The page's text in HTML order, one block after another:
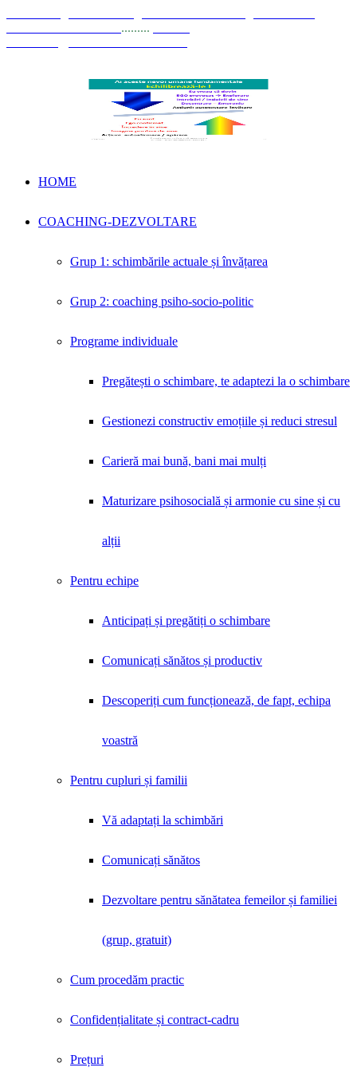
.........
HOME
COACHING-DEZVOLTARE
Grup 1: schimbările actuale și învățarea
Grup 2: coaching psiho-socio-politic
Programe individuale
Pregătești o schimbare, te adaptezi la o schimbare
Gestionezi constructiv emoțiile și reduci stresul
Carieră mai bună, bani mai mulți
Maturizare psihosocială și armonie cu sine și cu
alții
Pentru echipe
Anticipați și pregătiți o schimbare
Comunicați sănătos și productiv
Descoperiți cum funcționează, de fapt, echipa
voastră
Pentru cupluri și familii
Vă adaptați la schimbări
Comunicați sănătos
Dezvoltare pentru sănătatea femeilor și familiei
(grup, gratuit)
Cum procedăm practic
Confidențialitate și contract-cadru
Prețuri